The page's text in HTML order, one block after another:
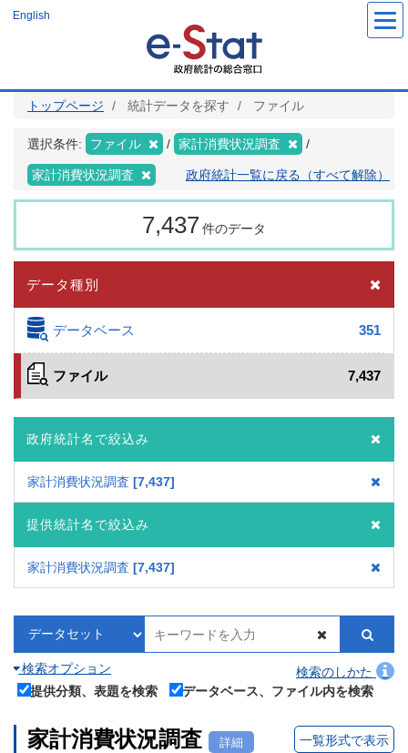
ツ
English
トップページ 統計データを探す ファイル
選択条件: ファイル 家計消費状況調査
家計消費状況調査 政府統計一覧に戻る（すべて解除）
7,437件のデータ
データ種別
データベース 351
ファイル 7,437
政府統計名で絞込み
家計消費状況調査 7,437
提供統計名で絞込み
家計消費状況調査 7,437
検索オプション
検索のしかた
提供分類、表題を検索
データベース、ファイル内を検索
家計消費状況調査 詳細 一覧形式で表示